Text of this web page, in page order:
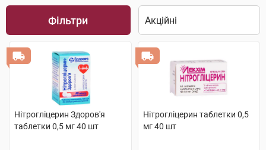
Фільтри
Нітрогліцерин Здоров'я
таблетки 0,5 мг 40 шт
Нітрогліцерин таблетки 0,5
мг 40 шт